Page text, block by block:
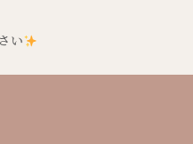
い